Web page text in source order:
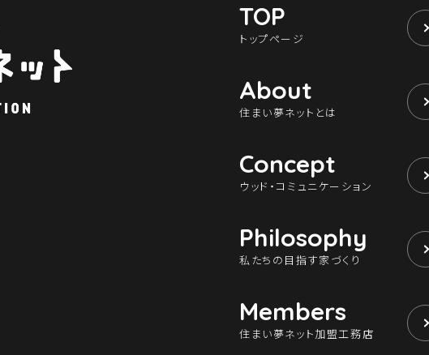
TOP
トップページ
About
住まい夢ネットとは
Concept
ウッド・コミュニケーション
Philosophy
私たちの目指す家づくり
Members
住まい夢ネット加盟工務店